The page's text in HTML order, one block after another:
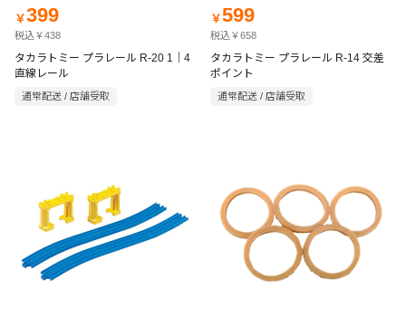
￥399
税込￥438
タカラトミー プラレール R-20 1｜4
直線レール
通常配送 / 店舗受取
￥599
税込￥658
タカラトミー プラレール R-14 交差
ポイント
通常配送 / 店舗受取